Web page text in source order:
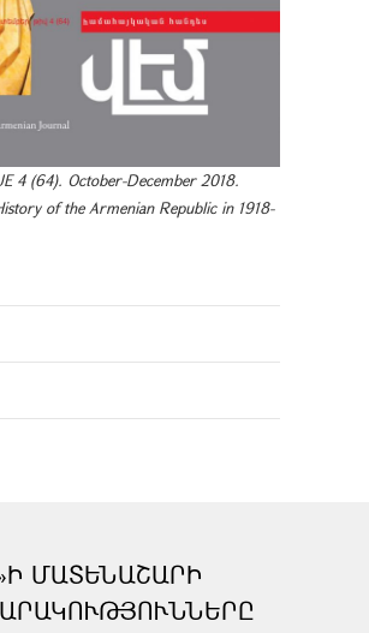
4 (64). October-December 2018.
of the Armenian Republic in 1918-
ՄԱՏԵՆԱՇԱՐԻ